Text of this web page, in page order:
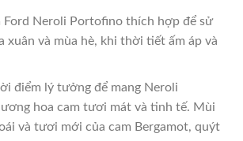
Ford Neroli Portofino thích hợp để sử
xuân và mùa hè, khi thời tiết ấm áp và
điểm lý tưởng để mang Neroli
hoa cam tươi mát và tinh tế. Mùi
và tươi mới của cam Bergamot, quýt